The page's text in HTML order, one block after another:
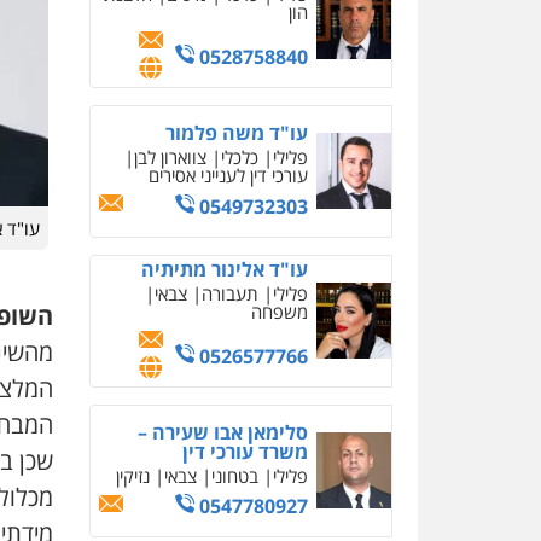
הון
0528758840
עו"ד משה פלמור
פלילי כלכלי צווארון לבן
עורכי דין לענייני אסירים
0549732303
עו"ד אלינור מתיתיה
פלילי תעבורה צבאי
משפחה
0526577766
סלימאן אבו שעירה –
משרד עורכי דין
פלילי בטחוני צבאי נזיקין
0547780927
עו"ד
שכן